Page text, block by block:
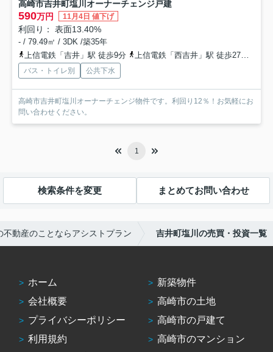
高崎市吉井町塩川オーナーチェンジ戸建
590万円 11月4日 値下げ
利回り： 表面13.40%
- / 79.49㎡ / 3DK /築35年
上信電鉄「吉井」駅 徒歩9分
上信電鉄「西吉井」駅 徒歩27分
バス・トイレ別 公共下水
高崎市吉井町塩川オーナーチェンジ物件です。利回り12％！お気軽にお
問い合わせください。
1
検索条件を変更 まとめてお問い合わせ
不動産のことならアシストプラン 吉井町塩川の売買・投資一覧
ホーム
会社概要
プライバシーポリシー
利用規約
新築物件
高崎市の土地
高崎市の戸建て
高崎市のマンション